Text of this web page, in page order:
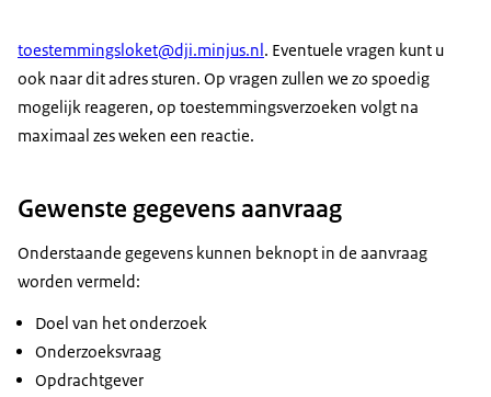
toestemmingsloket@dji.minjus.nl . Eventuele vragen kunt u
ook naar dit adres sturen. Op vragen zullen we zo spoedig
mogelijk reageren, op toestemmingsverzoeken volgt na
maximaal zes weken een reactie.
Gewenste gegevens aanvraag
Onderstaande gegevens kunnen beknopt in de aanvraag
worden vermeld:
Doel van het onderzoek
Onderzoeksvraag
Opdrachtgever